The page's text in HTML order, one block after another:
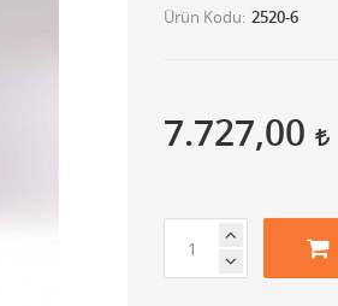
Ürün Kodu 2520-6
7.727,00